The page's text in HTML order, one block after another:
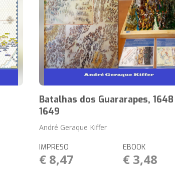
Batalhas dos Guararapes,
1649
André Geraque Kiffer
IMPRESO
€ 8,47
EBOOK
€ 3,48